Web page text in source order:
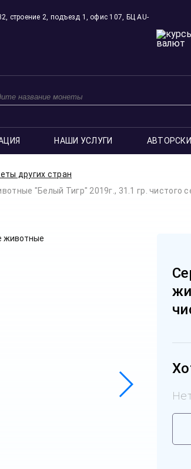
строение 2, подъезд 1, офис 107, БЦ AU-
НАШИ УСЛУГИ
других стран
"Белый Тигр" 2019г., 31.1 гр. чистого